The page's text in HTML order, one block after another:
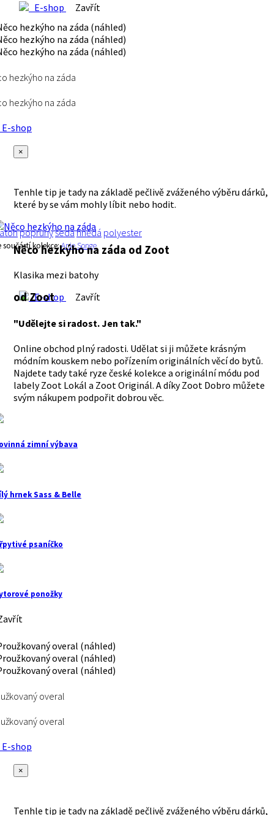
E-shop
Zavřít
hezkýho na záda
hezkýho na záda
shop
×
Tenhle tip je tady na základě pečlivě zváženého výběru dárků,
které by se vám mohly líbit nebo hodit.
popruhyšedáhnědá polyester
součástí kolekce:Anie Songe
Něco hezkýho na záda od Zoot
Klasika mezi batohy
E-shop
Zavřít
od Zoot
"Udělejte si radost. Jen tak."
Online obchod plný radosti. Udělat si ji můžete krásným
módním kouskem nebo pořízením originálních věcí do bytů.
Najdete tady také ryze české kolekce a originální módu pod
labely Zoot Lokál a Zoot Originál. A díky Zoot Dobro můžete
svým nákupem podpořit dobrou věc.
zimní výbava
hrnek Sass & Belle
psaníčko
ponožky
overal
overal
shop
×
Tenhle tip je tady na základě pečlivě zváženého výběru dárků,